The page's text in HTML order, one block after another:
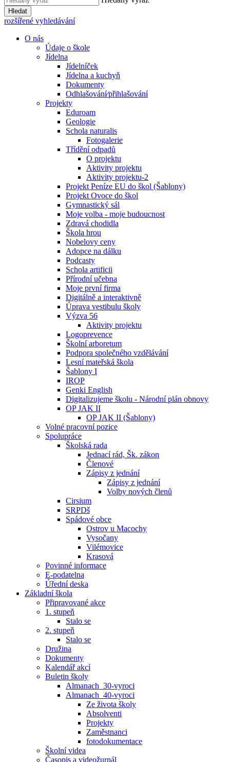
Hledat
rozšířené vyhledávání
O nás
Údaje o škole
Jídelna
Jídelníček
Jídelna a kuchyň
Dokumenty
Odhlašování⁄přihlašování
Projekty
Eduroam
Geologie
Schola naturalis
Fotogalerie
Třídění odpadů
O projektu
Aktivity projektu
Aktivity projektu-2
Projekt Peníze EU do škol (Šablony)
Projekt Ovoce do škol
Gymnastický sál
Moje volba - moje budoucnost
Zdravá chodidla
Škola hrou
Nobelovy ceny
Adopce na dálku
Podcasty
Schola artificii
Přírodní učebna
Moje první firma
Digitálně a interaktivně
Úprava vestibulu školy
Výzva 56
Aktivity projektu
Logoprevence
Školní arboretum
Podpora společného vzdělávání
Lesní mateřská škola
Šablony I
IROP
Genki English
Digitalizujeme školu - Národní plán obnovy
OP JAK II
OP JAK II (Šablony)
Volné pracovní pozice
Spolupráce
Školská rada
Jednací rád, Šk. zákon
Členové
Zápisy z jednání
Zápisy z jednání
Volby nových členů
Cirsium
SRPDš
Spádové obce
Ostrov u Macochy
Vysočany
Vilémovice
Krasová
Povinné informace
E-podatelna
Úřední deska
Základní škola
Připravované akce
1. stupeň
Stalo se
2. stupeň
Stalo se
Družina
Dokumenty
Kalendář akcí
Buletin školy
Almanach_30-vyroci
Almanach_40-vyroci
Ze života školy
Absolventi
Projekty
Zaměstnanci
fotodokumentace
Školní videa
Časopis a videožurnál